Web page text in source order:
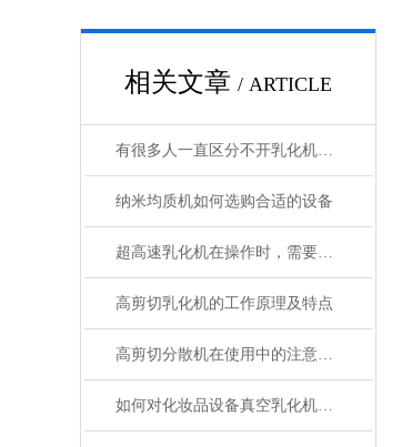
相关文章 / ARTICLE
有很多人一直区分不开乳化机和搅拌机有什么区别
纳米均质机如何选购合适的设备
超高速乳化机在操作时，需要注意哪些问题？
高剪切乳化机的工作原理及特点
高剪切分散机在使用中的注意事项
如何对化妆品设备真空乳化机进行选型